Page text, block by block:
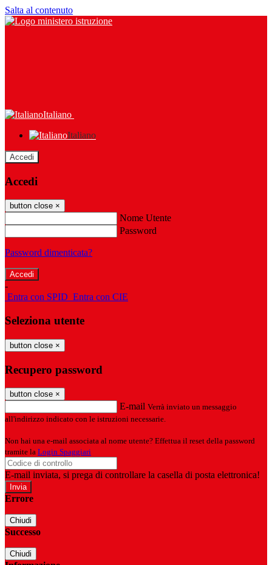
Salta al contenuto
Italiano
Italiano
Accedi
Accedi
button close ×
Nome Utente
Password
Password dimenticata?
-
Entra con SPID Entra con CIE
Seleziona utente
button close ×
Recupero password
button close ×
E-mail Verrà inviato un messaggio
all'indirizzo indicato con le istruzioni necessarie.
Non hai una e-mail associata al nome utente? Effettua il reset della password
tramite la Login Spaggiari
E-mail inviata, si prega di controllare la casella di posta elettronica!
Errore
Chiudi
Successo
Chiudi